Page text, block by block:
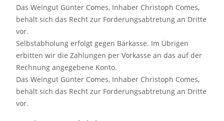
Das Weingut Günter Comes, Inhaber Christoph Comes,
behält sich das Recht zur Forderungsabtretung an Dritte
vor.
Selbstabholung erfolgt gegen Barkasse. Im Übrigen
erbitten wir die Zahlungen per Vorkasse an das auf der
Rechnung angegebene Konto.
Das Weingut Günter Comes, Inhaber Christoph Comes,
behält sich das Recht zur Forderungsabtretung an Dritte
vor.